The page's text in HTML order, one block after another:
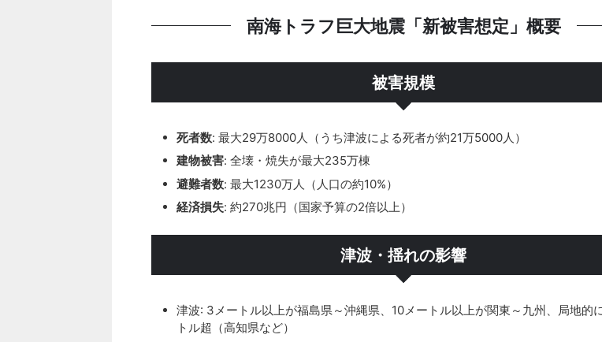
南海トラフ巨大地震「新被害想定」概要
被害規模
死者数: 最大29万8000人（うち津波による死者が約21万5000人）
建物被害: 全壊・焼失が最大235万棟
避難者数: 最大1230万人（人口の約10%）
経済損失: 約270兆円（国家予算の2倍以上）
津波・揺れの影響
津波: 3メートル以上が福島県～沖縄県、10メートル以上が関東～九州、局地的
トル超（高知県など）